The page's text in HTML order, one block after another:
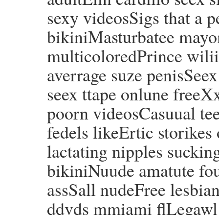
sexy videosSigs that a
bikiniMasturbatee
multicoloredPrince
averrage suze
seex ttape onlune
poorn videosCasuual
fedels likeErtic storikes
lactating nipples
bikiniNuude amatute
assSall nudeFree
ddvds mmiami